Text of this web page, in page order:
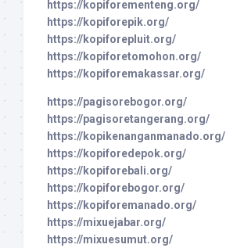
https://kopiforementeng.org/
https://kopiforepik.org/
https://kopiforepluit.org/
https://kopiforetomohon.org/
https://kopiforemakassar.org/
https://pagisorebogor.org/
https://pagisoretangerang.org/
https://kopikenanganmanado.org/
https://kopiforedepok.org/
https://kopiforebali.org/
https://kopiforebogor.org/
https://kopiforemanado.org/
https://mixuejabar.org/
https://mixuesumut.org/